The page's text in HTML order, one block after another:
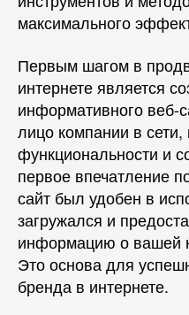
максимального
Первым шагом в
интернете является
информативного веб-
лицо компании в сети,
функциональности и
первое впечатление
сайт был удобен в
загружался и
информацию о вашей
Это основа для
бренда в интернете.